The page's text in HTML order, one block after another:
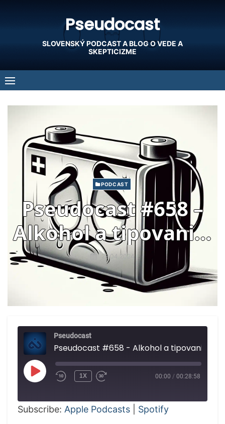
Pseudocast
SLOVENSKÝ PODCAST A BLOG O VEDE A
SKEPTICIZME
PODCAST
Pseudocast #658 –
Alkohol a tipovanie,
muž mal Covid 613
dní, lepšie nabíjanie
28.04.2024
Pseudocast
PLAY
EPISODE
1X 00:00 / 00:28:58
Subscribe: Apple Podcasts Spotify